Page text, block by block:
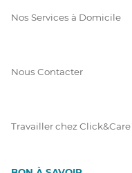
Nos Services à Domicile
Nous Contacter
Travailler chez Click&Care